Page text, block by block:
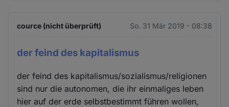
cource (nicht überprüft) So. 31 Mär 2019 - 08:38
der feind des kapitalismus
der feind des kapitalismus/sozialismus/religionen
sind nur die autonomen, die ihr einmaliges leben
hier auf der erde selbstbestimmt führen wollen,